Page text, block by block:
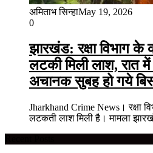
अमिताभ सिन्हाMay 19, 2026
0
झारखंड: रक्षा विभाग के
लटकी मिली लाश, रात
अचानक सुबह हो गये
Jharkhand Crime News। रक्षा
लटकती लाश मिली है। मामला